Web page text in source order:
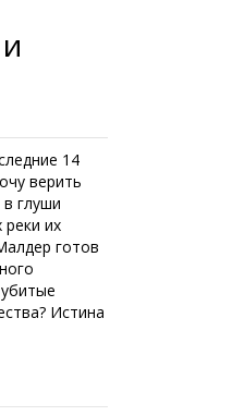
14
верить
глуши
их
готов
Истина